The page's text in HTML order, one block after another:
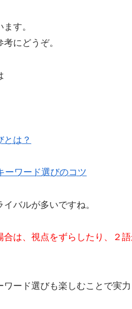
す。
にどうぞ。
とは？
ーワード選びのコツ
バルが多いですね。
は、視点をずらしたり、２
ード選びも楽しむことで実力